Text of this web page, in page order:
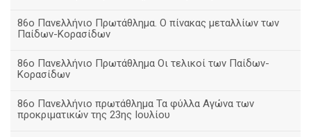
86ο Πανελλήνιο Πρωτάθλημα. Ο πίνακας μεταλλίων των
Παίδων-Κορασίδων
86ο Πανελλήνιο Πρωτάθλημα Οι τελικοί των Παίδων-
Κορασίδων
86ο Πανελλήνιο πρωτάθλημα Τα φύλλα Αγώνα των
προκριματικών της 23ης Ιουλίου